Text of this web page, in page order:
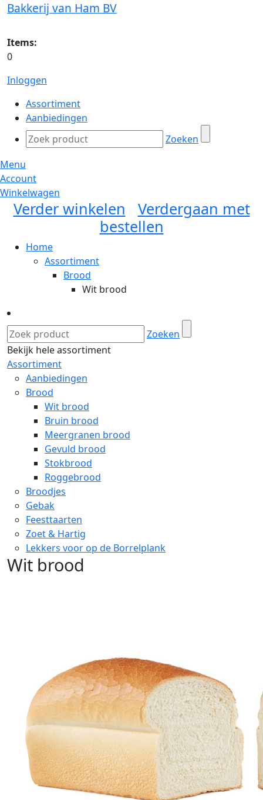
Bakkerij van Ham BV
Items:
0
Inloggen
Assortiment
Aanbiedingen
Zoeken
Menu
Account
Winkelwagen
Verder winkelen
Verdergaan met
bestellen
Home
Assortiment
Brood
Wit brood
Zoeken
Bekijk hele assortiment
Assortiment
Aanbiedingen
Brood
Wit brood
Bruin brood
Meergranen brood
Gevuld brood
Stokbrood
Roggebrood
Broodjes
Gebak
Feesttaarten
Zoet & Hartig
Lekkers voor op de Borrelplank
Wit brood